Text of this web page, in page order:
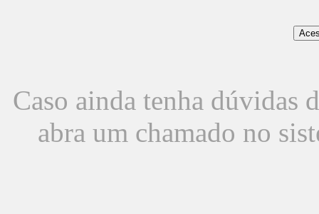
Caso ainda tenha dúvidas
abra um chamado no